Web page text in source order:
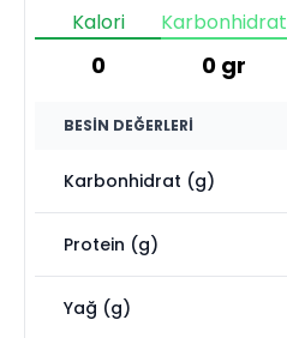
Kalori
0
Karbonhidrat
0 gr
BESIN DEĞERLERI
Karbonhidrat (g)
Protein (g)
Yağ (g)